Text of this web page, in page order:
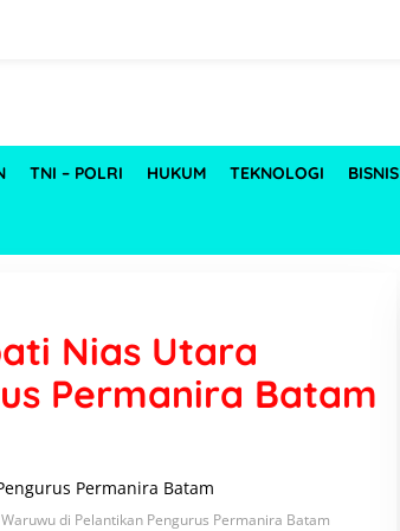
TNI – POLRI HUKUM TEKNOLOGI BISNIS
Nias Utara
Permanira Batam
di Pelantikan Pengurus Permanira Batam